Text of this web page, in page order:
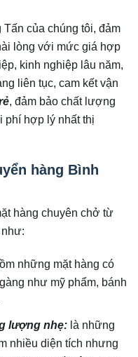
của chúng tôi, đảm
lòng với mức giá hợp
kinh nghiệp lâu năm,
liên tục, cam kết vận
, đảm bảo chất lượng
phí hợp lý nhất thị
hàng Bình
hàng chuyên chở từ
những mặt hàng có
như mỹ phẩm, bánh
lượng nhẹ: là những
nhiều diện tích nhưng